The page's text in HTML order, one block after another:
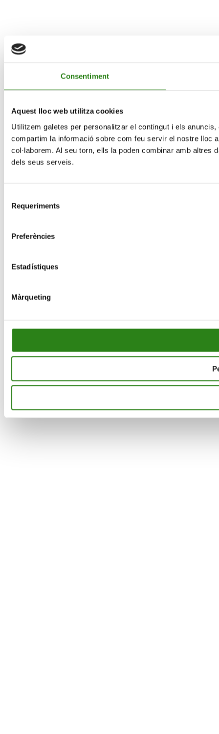
Consentiment
Aquest lloc web utilitza cookies
Utilitzem galetes per personalitzar el contingut i els
compartim la informació sobre com feu servir el nostre lloc
col·laborem. Al seu torn, ells la poden combinar amb altres
dels seus serveis.
Requeriments
Preferències
Estadístiques
Màrqueting